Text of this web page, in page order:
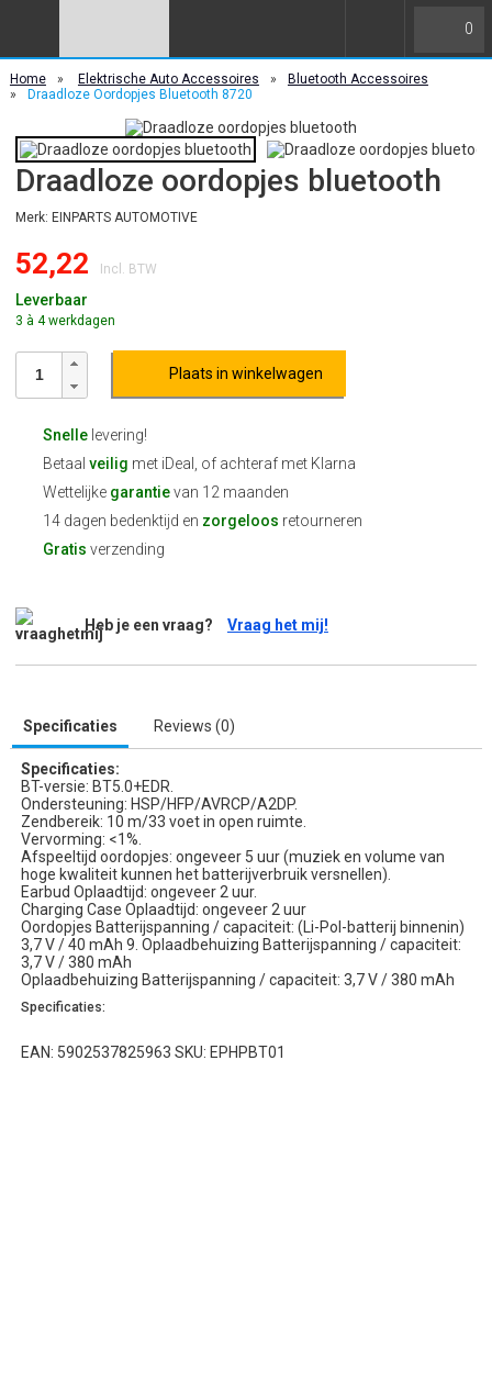
0
Home » Elektrische Auto Accessoires »
Bluetooth Accessoires
»
Draadloze Oordopjes Bluetooth 8720
Draadloze oordopjes bluetooth
Merk: EINPARTS AUTOMOTIVE
52,22 Incl. BTW
Leverbaar
3 à 4 werkdagen
Plaats in winkelwagen
Snellelevering!
Betaal veilig met iDeal, of achteraf met Klarna
Wettelijke garantievan 12 maanden
14 dagen bedenktijd en zorgeloos retourneren
Gratis verzending
Heb je een vraag? Vraag het mij!
Specificaties Reviews (0)
Specificaties:
BT-versie: BT5.0+EDR.
Ondersteuning: HSP/HFP/AVRCP/A2DP.
Zendbereik: 10 m/33 voet in open ruimte.
Vervorming: <1%.
Afspeeltijd oordopjes: ongeveer 5 uur (muziek en volume van
hoge kwaliteit kunnen het batterijverbruik versnellen).
Earbud Oplaadtijd: ongeveer 2 uur.
Charging Case Oplaadtijd: ongeveer 2 uur
Oordopjes Batterijspanning / capaciteit: (Li-Pol-batterij binnenin)
3,7 V / 40 mAh 9. Oplaadbehuizing Batterijspanning / capaciteit:
3,7 V / 380 mAh
Oplaadbehuizing Batterijspanning / capaciteit: 3,7 V / 380 mAh
Specificaties:
EAN: 5902537825963 SKU: EPHPBT01